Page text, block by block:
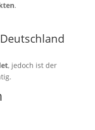
.
, jedoch ist der